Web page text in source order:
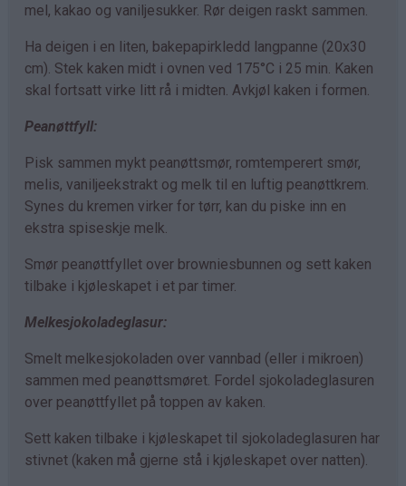
mel, kakao og vaniljesukker. Rør deigen raskt sammen.
Ha deigen i en liten, bakepapirkledd langpanne (20x30
cm). Stek kaken midt i ovnen ved 175°C i 25 min. Kaken
skal fortsatt virke litt rå i midten. Avkjøl kaken i formen.
Peanøttfyll:
Pisk sammen mykt peanøttsmør, romtemperert smør,
melis, vaniljeekstrakt og melk til en luftig peanøttkrem.
Synes du kremen virker for tørr, kan du piske inn en
ekstra spiseskje melk.
Smør peanøttfyllet over browniesbunnen og sett kaken
tilbake i kjøleskapet i et par timer.
Melkesjokoladeglasur:
Smelt melkesjokoladen over vannbad (eller i mikroen)
sammen med peanøttsmøret. Fordel sjokoladeglasuren
over peanøttfyllet på toppen av kaken.
Sett kaken tilbake i kjøleskapet til sjokoladeglasuren har
stivnet (kaken må gjerne stå i kjøleskapet over natten).